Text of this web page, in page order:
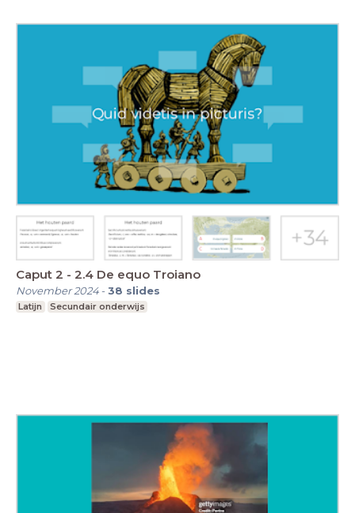
Caput 2 - 2.4 De equo Troiano
November 2024-38 slides
Latijn Secundair onderwijs